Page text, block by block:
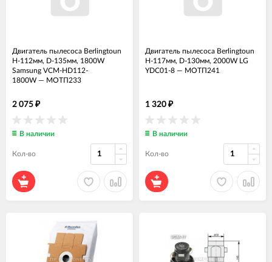
Двигатель пылесоса Berlingtoun
H-112мм, D-135мм, 1800W
Samsung VCM-HD112-
1800W — МОТП233
2 075 ₽
В наличии
Кол-во
Двигатель пылесоса Berlingtoun
H-117мм, D-130мм, 2000W LG
YDC01-8 — МОТП241
1 320 ₽
В наличии
Кол-во